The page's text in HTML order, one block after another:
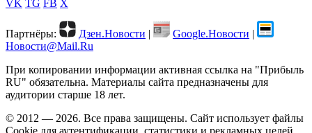
VK TG FB X
Партнёры: Дзен.Новости | Google.Новости |
Новости@Mail.Ru
При копировании информации активная ссылка на "Прибыль
RU" обязательна. Материалы сайта предназначены для
аудитории старше 18 лет.
© 2012 — 2026. Все права защищены. Сайт использует файлы